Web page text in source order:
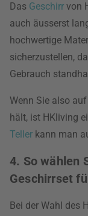
Das Geschirr von
auch äusserst
hochwertige
sicherzustellen,
Gebrauch
Wenn Sie also
hält, ist HKliving
Teller kann man
4. So wählen
Geschirrset
Bei der Wahl des